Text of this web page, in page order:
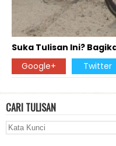
Suka Tulisan Ini?
Google+
Twitter
CARI TULISAN